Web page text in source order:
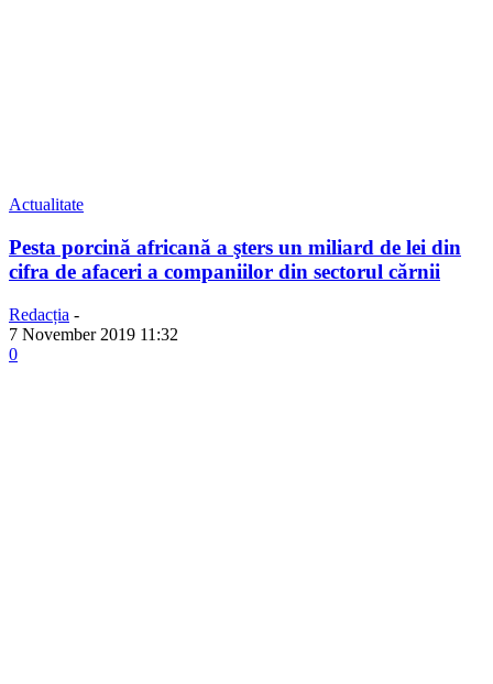
Actualitate
Pesta porcină africană a şters un miliard de lei din
cifra de afaceri a companiilor din sectorul cărnii
Redacția -
7 November 2019 11:32
0